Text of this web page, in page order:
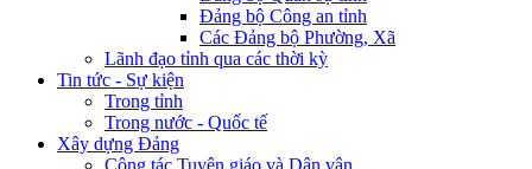
Đảng bộ Công an tỉnh
Các Đảng bộ Phường, Xã
Lãnh đạo tỉnh qua các thời kỳ
Tin tức - Sự kiện
Trong tỉnh
Trong nước - Quốc tế
Xây dựng Đảng
Công tác Tuyên giáo và Dân vận